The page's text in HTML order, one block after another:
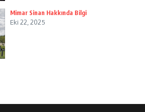
Mimar Sinan Hakkında Bilgi
Eki 22, 2025